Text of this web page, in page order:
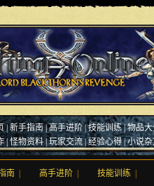
|新手指南 |高手进阶 |技能训练|物品
| 怪物资料 |玩家交流 |经验心得|小说
南 高手进阶 技能训练